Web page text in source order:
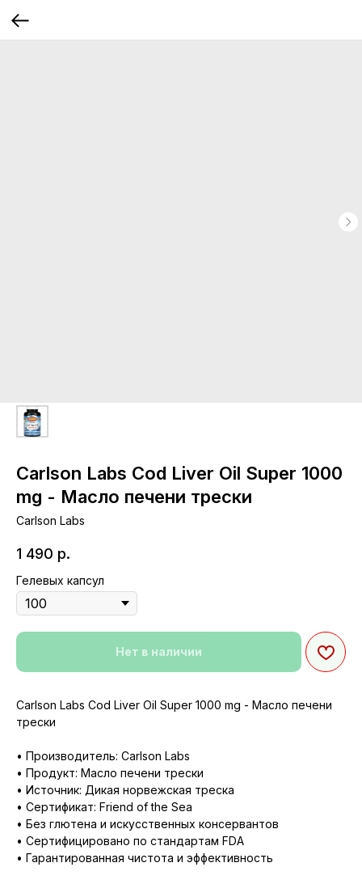
Carlson Labs Cod Liver Oil Super 1000
mg - Масло печени трески
Carlson Labs
1 490 р.
Гелевых капсул
Нет в наличии
Carlson Labs Cod Liver Oil Super 1000 mg - Масло печени
трески
• Производитель: Carlson Labs
• Продукт: Масло печени трески
• Источник: Дикая норвежская треска
• Сертификат: Friend of the Sea
• Без глютена и искусственных консервантов
• Сертифицировано по стандартам FDA
• Гарантированная чистота и эффективность